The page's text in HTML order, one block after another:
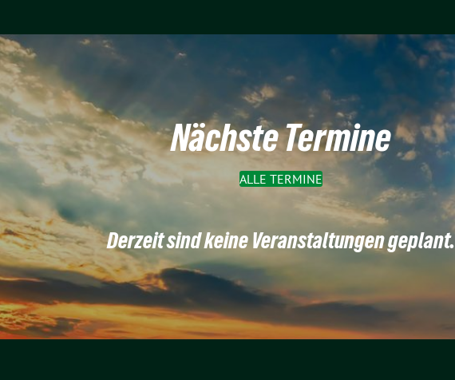
Nächste Termine
ALLE TERMINE
Derzeit sind keine Veranstaltungen geplant.